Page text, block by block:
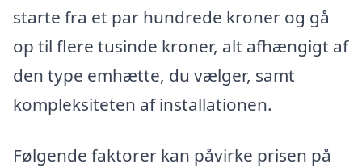
starte fra et par hundrede kroner og gå
op til flere tusinde kroner, alt afhængigt af
den type emhætte, du vælger, samt
kompleksiteten af installationen.
Følgende faktorer kan påvirke prisen på